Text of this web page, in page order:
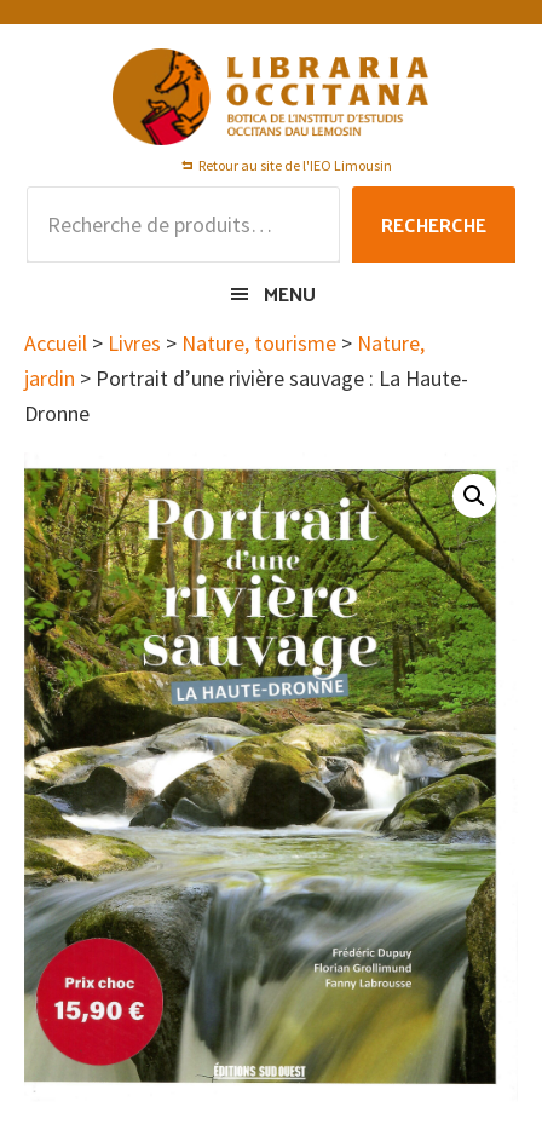
Passer
Passer
Passer
Retour au site de l'IEO Limousin
pour :
RECHERCHE
MENU
Accueil > Livres > Nature, tourisme > Nature,
jardin > Portrait d’une rivière sauvage : La Haute-
Dronne